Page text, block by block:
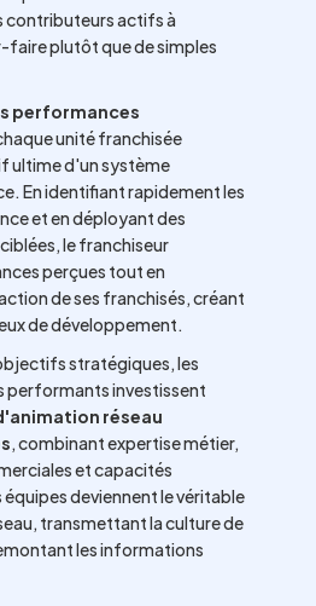
contributeurs actifs à
faire plutôt que de simples
performances
unité franchisée
ultime d'un système
En identifiant rapidement les
et en déployant des
le franchiseur
perçues tout en
de ses franchisés, créant
de développement.
stratégiques, les
performants investissent
réseau
, combinant expertise métier,
et capacités
deviennent le véritable
transmettant la culture de
les informations